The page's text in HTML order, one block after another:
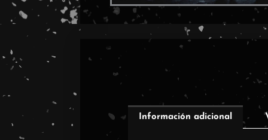
Información adicional